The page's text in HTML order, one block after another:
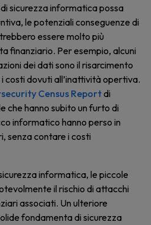
sicurezza informatica possa
le potenziali conseguenze di
essere molto più
finanziario. Per esempio, alcuni
dei dati sono il risarcimento
costi dovuti all’inattività opertiva.
Census Reportdi
che hanno subito un furto di
informatico hanno perso in
senza contare i costi
informatica, le piccole
il rischio di attacchi
associati. Un ulteriore
fondamenta di sicurezza